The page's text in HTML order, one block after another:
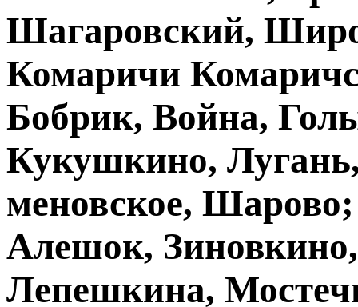
Шагаровский,
Комаричи
Бобрик, Война,
Кукушкино,
меновское,
Алешок,
Лепешкина,